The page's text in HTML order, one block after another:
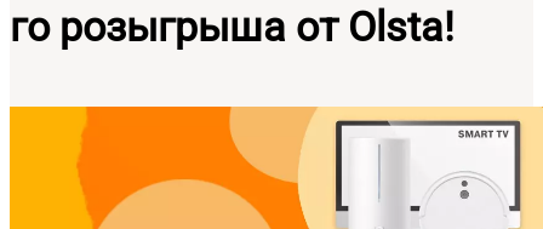
го розыгрыша от Olsta!